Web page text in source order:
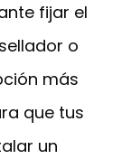
fijar el
o
más
que tus
un